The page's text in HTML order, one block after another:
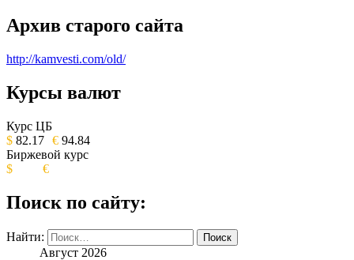
Архив старого сайта
http://kamvesti.com/old/
ОБЩЕСТВЕННО-ПОЛИТИЧЕСКОЕ
ИЗДАНИЕ КАМЧАТСКОГО КРАЯ.
Курсы валют
Курс ЦБ
$ 82.17 € 94.84
Биржевой курс
$
€
Поиск по сайту:
Найти:
Август 2026